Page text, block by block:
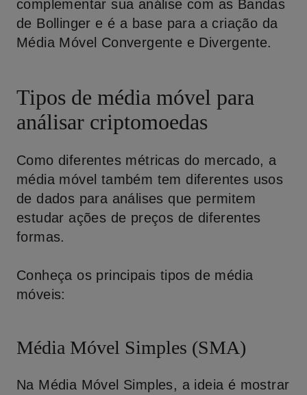
complementar sua análise com as Bandas
de Bollinger e é a base para a criação da
Média Móvel Convergente e Divergente.
Tipos de média móvel para
análisar criptomoedas
Como diferentes métricas do mercado, a
média móvel também tem diferentes usos
de dados para análises que permitem
estudar ações de preços de diferentes
formas.
Conheça os principais tipos de média
móveis:
Média Móvel Simples (SMA)
Na Média Móvel Simples, a ideia é mostrar